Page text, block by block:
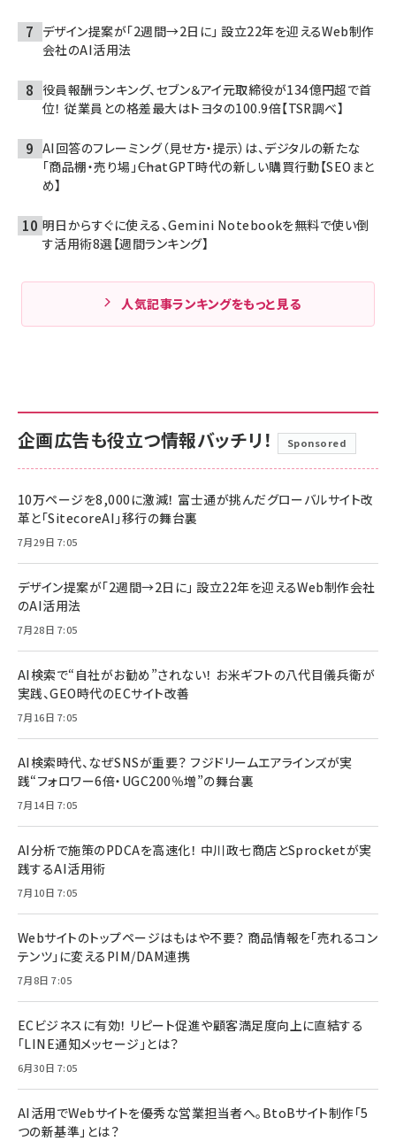
デザイン提案が「2週間→2日に」 設立22年を迎えるWeb制作
会社のAI活用法
役員報酬ランキング、セブン＆アイ元取締役が134億円超で首
位！ 従業員との格差最大はトヨタの100.9倍【TSR調べ】
AI回答のフレーミング（見せ方・提示）は、デジタルの新たな
「商品棚・売り場」――ChatGPT時代の新しい購買行動【SEOまと
め】
明日からすぐに使える、Gemini Notebookを無料で使い倒
す活用術8選【週間ランキング】
人気記事ランキングをもっと見る
企画広告も役立つ情報バッチリ！ Sponsored
10万ページを8,000に激減！ 富士通が挑んだグローバルサイト改
革と「SitecoreAI」移行の舞台裏
7月29日 7:05
デザイン提案が「2週間→2日に」 設立22年を迎えるWeb制作会社
のAI活用法
7月28日 7:05
AI検索で“自社がお勧め”されない！ お米ギフトの八代目儀兵衛が
実践、GEO時代のECサイト改善
7月16日 7:05
AI検索時代、なぜSNSが重要？ フジドリームエアラインズが実
践“フォロワー6倍・UGC200％増”の舞台裏
7月14日 7:05
AI分析で施策のPDCAを高速化！ 中川政七商店とSprocketが実
践するAI活用術
7月10日 7:05
Webサイトのトップページはもはや不要？ 商品情報を「売れるコン
テンツ」に変えるPIM/DAM連携
7月8日 7:05
ECビジネスに有効！ リピート促進や顧客満足度向上に直結する
「LINE通知メッセージ」とは？
6月30日 7:05
AI活用でWebサイトを優秀な営業担当者へ。BtoBサイト制作「5
つの新基準」とは？